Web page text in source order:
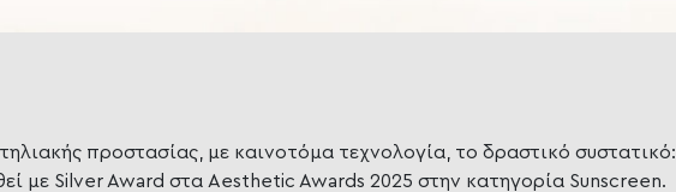
προστασίας, με καινοτόμα τεχνολογία, το δραστικό συστατικό:
με Silver Award στα Aesthetic Awards 2025 στην κατηγορία Sunscreen.